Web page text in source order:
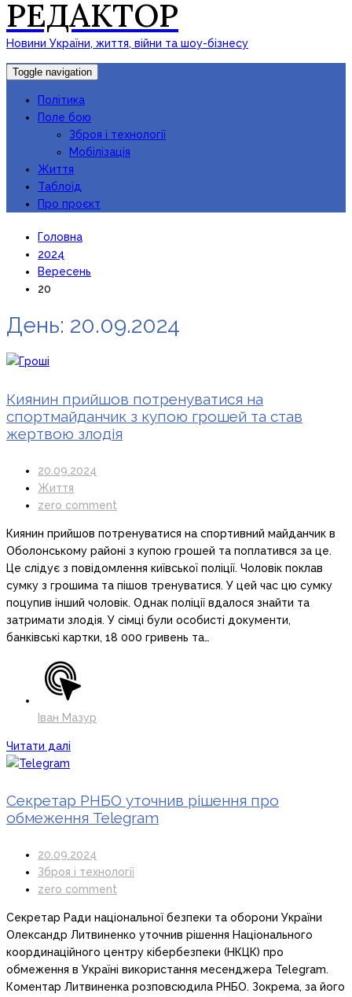
РЕДАКТОР
Новини України, життя, війни та шоу-бізнесу
Toggle navigation
Політика
Поле бою
Зброя і технології
Мобілізація
Життя
Таблоїд
Про проєкт
Головна
2024
Вересень
20
День: 20.09.2024
Киянин прийшов потренуватися на
спортмайданчик з купою грошей та став
жертвою злодія
20.09.2024
Життя
zero comment
Киянин прийшов потренуватися на спортивний майданчик в
Оболонському районі з купою грошей та поплатився за це.
Це слідує з повідомлення київської поліції. Чоловік поклав
сумку з грошима та пішов тренуватися. У цей час цю сумку
поцупив інший чоловік. Однак поліції вдалося знайти та
затримати злодія. У сімці були особисті документи,
банківські картки, 18 000 гривень та…
Іван Мазур
Читати далі
Секретар РНБО уточнив рішення про
обмеження Telegram
20.09.2024
Зброя і технології
zero comment
Секретар Ради національної безпеки та оборони України
Олександр Литвиненко уточнив рішення Національного
координаційного центру кібербезпеки (НКЦК) про
обмеження в Україні використання месенджера Telegram.
Коментар Литвиненка розповсюдила РНБО. Зокрема, за його